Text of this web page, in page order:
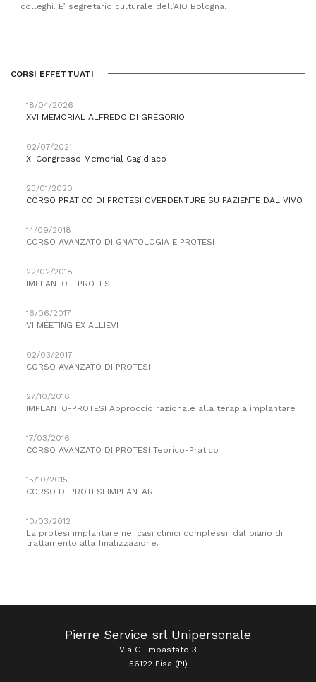
colleghi. E’ segretario culturale dell’AIO Bologna.
CORSI EFFETTUATI
18/04/2026
XVI MEMORIAL ALFREDO DI GREGORIO
02/07/2021
XI Congresso Memorial Cagidiaco
23/01/2020
CORSO PRATICO DI PROTESI OVERDENTURE SU PAZIENTE DAL VIVO
14/09/2018
CORSO AVANZATO DI GNATOLOGIA E PROTESI
22/02/2018
IMPLANTO - PROTESI
16/06/2017
VI MEETING EX ALLIEVI
02/03/2017
CORSO AVANZATO DI PROTESI
27/10/2016
IMPLANTO-PROTESI Approccio razionale alla terapia implantare
17/03/2016
CORSO AVANZATO DI PROTESI Teorico-Pratico
15/10/2015
CORSO DI PROTESI IMPLANTARE
10/03/2012
La protesi implantare nei casi clinici complessi: dal piano di
trattamento alla finalizzazione.
Pierre Service srl Unipersonale
Via G. Impastato 3
56122 Pisa (PI)